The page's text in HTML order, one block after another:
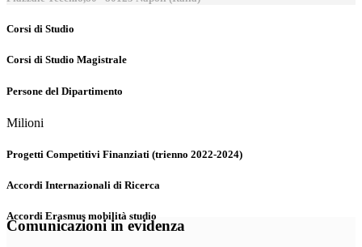
Corsi di Studio
Corsi di Studio Magistrale
Persone del Dipartimento
Milioni
Progetti Competitivi Finanziati (trienno 2022-2024)
Accordi Internazionali di Ricerca
Accordi Erasmus mobilità studio
Comunicazioni in evidenza